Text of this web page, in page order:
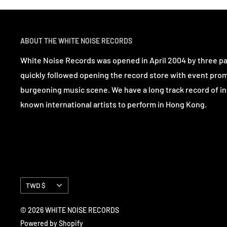
ABOUT THE WHITE NOISE RECORDS
White Noise Records was opened in April 2004 by three
quickly followed opening the record store with event
burgeoning music scene. We have a long track record of
known international artists to perform in Hong Kong.
Currency
TWD $
© 2026 WHITE NOISE RECORDS
Powered by Shopify